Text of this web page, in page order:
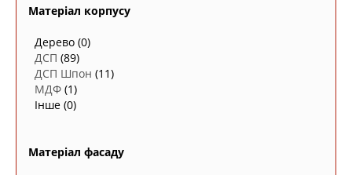
Матеріал корпусу
Дерево (0)
ДСП (89)
ДСП Шпон (11)
МДФ (1)
Інше (0)
Матеріал фасаду